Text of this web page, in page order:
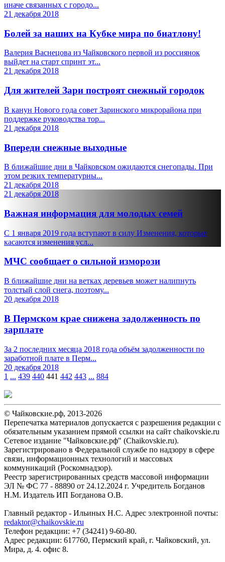
иначе связанных с городо...
21 декабря 2018
Болей за наших на Кубке мира по биатлону!
Валерия Васнецова из Чайковского первой из россиянок
выйдет на старт спринт эт...
21 декабря 2018
Для жителей Зари построят снежный городок
В канун Нового года совет Заринского микрорайона при
поддержке руководства тор...
21 декабря 2018
Впереди снежные выходные
В ближайшие дни в Чайковском ожидаются снегопады. При
этом резких температурны...
21 декабря 2018
21 декабря 2018
Важная информация для молодых семей
С 1 января 2019 года вступают в силу Изменения, которые
касаются изменения усл...
МЧС сообщает о сильной изморози
В ближайшие дни на ветках деревьев может налипнуть
толстый слой снега, поэтому...
20 декабря 2018
В Пермском крае снижена задолженность по
зарплате
За 2 последних месяца 2018 года объём задолженности по
заработной плате в Перм...
20 декабря 2018
1 ... 439 440 441 442 443 ... 884
© Чайковские.рф, 2013-2026
Перепечатка материалов допускается с разрешения редакции с
обязательным указанием прямой ссылки на сайт chaikovskie.ru
Сетевое издание "Чайковские.рф" (Chaikovskie.ru).
Зарегистрировано в Федеральной службе по надзору в сфере
связи, информационных технологий и массовых
коммуникаций (Роскомнадзор).
Реестр зарегистрированных средств массовой информации
ЭЛ № ФС 77 - 88890 от 24.12.2024 г. Учредитель Богданов
Н.М. Издатель ИП Богданова О.В.
Главный редактор - Ильиных Н.С. Адрес электронной почты:
redaktor@chaikovskie.ru
Телефон редакции: +7 (34241) 9-60-80.
Адрес редакции: 617760, Пермский край, г. Чайковский, ул.
Мира, д. 4. офис 8.